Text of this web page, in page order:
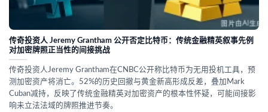
传奇投资人 Jeremy Grantham 公开否定比特币：传统金融精英叙事先例
对加密牌照正当性的间接挑战
传奇投资人Jeremy Grantham在CNBC公开称比特币为无用投机工具，预
测加密资产将消亡。52%的历史回撤与黄金新高形成反差，叠加Mark
Cuban减持，反映了传统金融精英对加密资产的根本性怀疑，可能间接影
响未立法法域的牌照推进节奏。